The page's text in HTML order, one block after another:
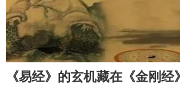
《易经》的玄机藏在《金刚经》